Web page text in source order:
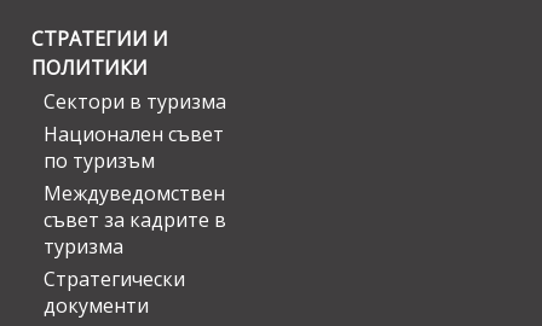
СТРАТЕГИИ И
ПОЛИТИКИ
Сектори в туризма
Национален съвет
по туризъм
Междуведомствен
съвет за кадрите в
туризма
Стратегически
документи